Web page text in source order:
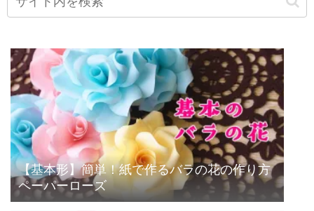
【基本形】簡単！紙で作るバラの花の作り方
ペーパーローズ